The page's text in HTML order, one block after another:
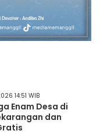
14:51 WIB
Enam Desa di
dan